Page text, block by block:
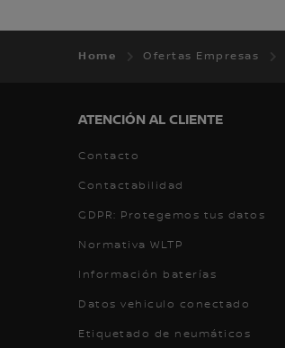
Home Ofertas Empresas
ATENCIÓN AL CLIENTE
Contacto
Contactabilidad
GDPR: Protegemos tus datos
Normativa WLTP
Información baterías
Datos vehiculo conectado
Etiquetado de neumáticos